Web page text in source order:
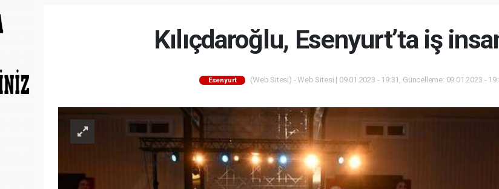
Kılıçdaroğlu, Esenyurt’ta iş
Esenyurt (Web Sitesi) - Web Sitesi | 09.01.2023 - 19:31, Güncelleme: 09.01.2023 -